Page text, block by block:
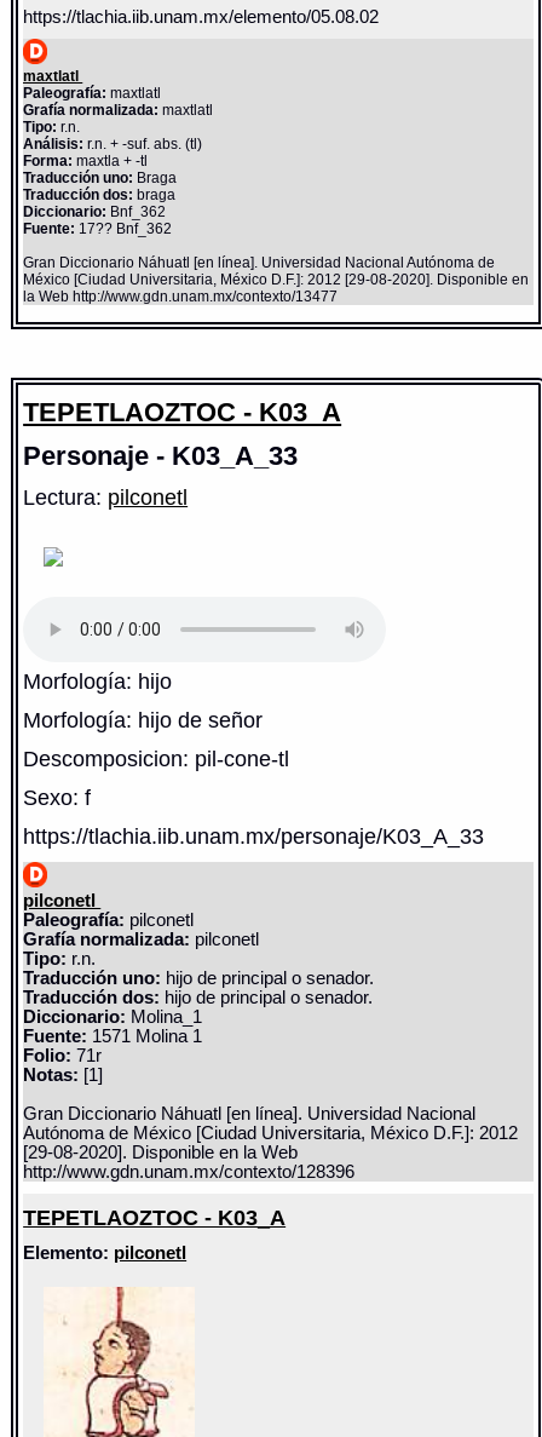
https://tlachia.iib.unam.mx/elemento/05.08.02
maxtlatl
Paleografía: maxtlatl
Grafía normalizada: maxtlatl
Tipo: r.n.
Análisis: r.n. + -suf. abs. (tl)
Forma: maxtla + -tl
Traducción uno: Braga
Traducción dos: braga
Diccionario: Bnf_362
Fuente: 17?? Bnf_362
Gran Diccionario Náhuatl [en línea]. Universidad Nacional Autónoma de
México [Ciudad Universitaria, México D.F.]: 2012 [29-08-2020]. Disponible en
la Web http://www.gdn.unam.mx/contexto/13477
TEPETLAOZTOC - K03_A
Personaje - K03_A_33
Lectura: pilconetl
Morfología: hijo
Morfología: hijo de señor
Descomposicion: pil-cone-tl
Sexo: f
https://tlachia.iib.unam.mx/personaje/K03_A_33
pilconetl
Paleografía: pilconetl
Grafía normalizada: pilconetl
Tipo: r.n.
Traducción uno: hijo de principal o senador.
Traducción dos: hijo de principal o senador.
Diccionario: Molina_1
Fuente: 1571 Molina 1
Folio: 71r
Notas: [1]
Gran Diccionario Náhuatl [en línea]. Universidad Nacional
Autónoma de México [Ciudad Universitaria, México D.F.]: 2012
[29-08-2020]. Disponible en la Web
http://www.gdn.unam.mx/contexto/128396
TEPETLAOZTOC - K03_A
Elemento: pilconetl